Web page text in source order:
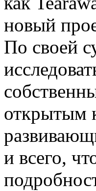
новый
По своей
открытым
и всего,